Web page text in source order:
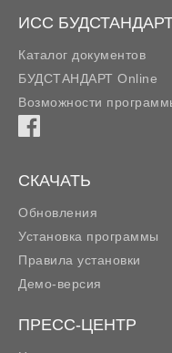
ИСС
Каталог документов
БУДСТАНДАРТ Online
Возможности
СКАЧАТЬ
Обновления
Установка программы
Правила установки
Демо-версия
ПРЕСС-ЦЕНТР